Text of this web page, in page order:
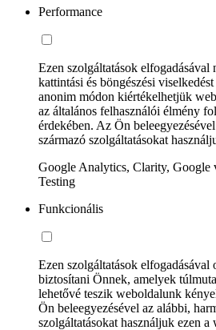
Performance
Ezen szolgáltatások
kattintási és böngészési
anonim módon kiértékelhetjük
az általános felhasználói élmény
érdekében. Az Ön
származó szolgáltatásokat
Google Analytics, Clarity, Google
Testing
Funkcionális
Ezen szolgáltatások
biztosítani Önnek, amelyek
lehetővé teszik weboldalunk
Ön beleegyezésével az alábbi,
szolgáltatásokat használjuk ezen a